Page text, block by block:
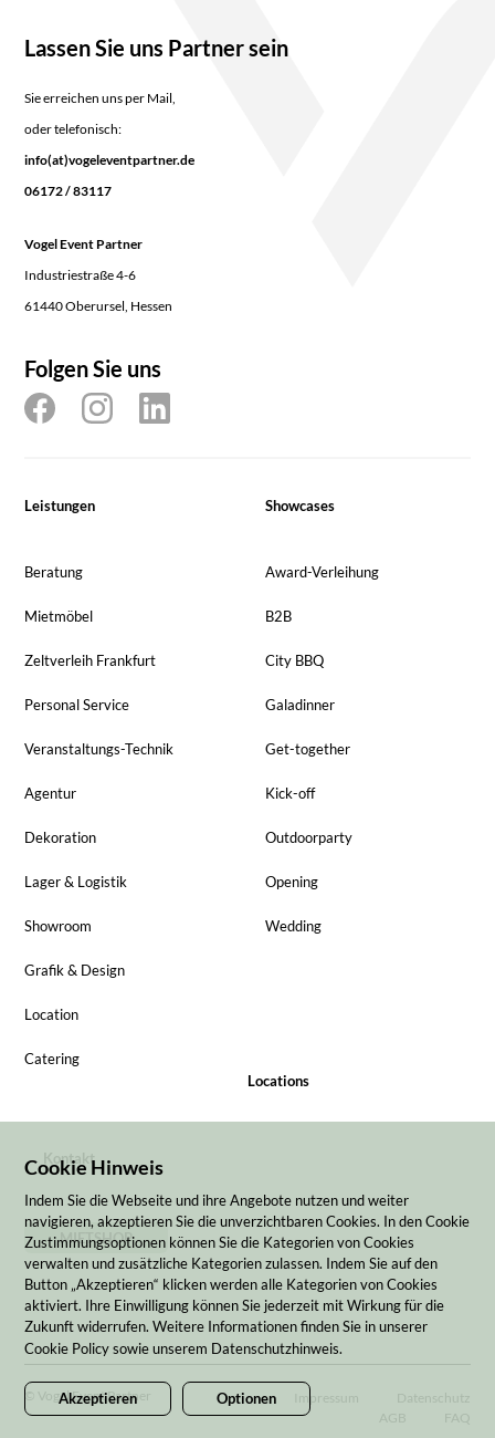
Lassen Sie uns Partner sein
Sie erreichen uns per Mail,
oder telefonisch:
info(at)vogeleventpartner.de
06172 / 83117
Vogel Event Partner
Industriestraße 4-6
61440 Oberursel, Hessen
Folgen Sie uns
Leistungen
Beratung
Mietmöbel
Zeltverleih Frankfurt
Personal Service
Veranstaltungs-Technik
Agentur
Dekoration
Lager & Logistik
Showroom
Grafik & Design
Location
Catering
Showcases
Award-Verleihung
B2B
City BBQ
Galadinner
Get-together
Kick-off
Outdoorparty
Opening
Wedding
Locations
Kontakt
MIETSHOP
© Vogel Event Partner Impressum
Datenschutz
AGB
FAQ
Cookie Hinweis
Indem Sie die Webseite und ihre Angebote nutzen und weiter
navigieren, akzeptieren Sie die unverzichtbaren Cookies. In den Cookie
Zustimmungsoptionen können Sie die Kategorien von Cookies
verwalten und zusätzliche Kategorien zulassen. Indem Sie auf den
Button „Akzeptieren“ klicken werden alle Kategorien von Cookies
aktiviert. Ihre Einwilligung können Sie jederzeit mit Wirkung für die
Zukunft widerrufen. Weitere Informationen finden Sie in unserer
Cookie Policy sowie unserem Datenschutzhinweis.
Akzeptieren Optionen